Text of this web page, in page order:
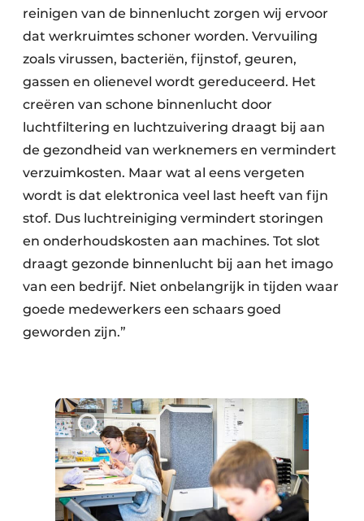
reinigen van de binnenlucht zorgen wij ervoor
dat werkruimtes schoner worden. Vervuiling
zoals virussen, bacteriën, fijnstof, geuren,
gassen en olienevel wordt gereduceerd. Het
creëren van schone binnenlucht door
luchtfiltering en luchtzuivering draagt bij aan
de gezondheid van werknemers en vermindert
verzuimkosten. Maar wat al eens vergeten
wordt is dat elektronica veel last heeft van fijn
stof. Dus luchtreiniging vermindert storingen
en onderhoudskosten aan machines. Tot slot
draagt gezonde binnenlucht bij aan het imago
van een bedrijf. Niet onbelangrijk in tijden waar
goede medewerkers een schaars goed
geworden zijn.”